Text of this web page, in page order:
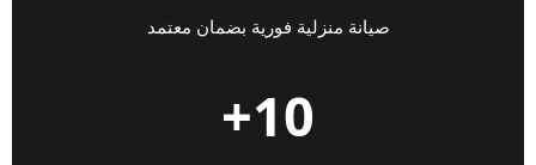
صيانة منزلية فورية بضمان معتمد
10+